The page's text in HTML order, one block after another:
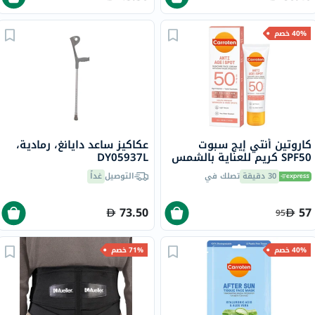
40% خصم
كاروتين أنتي إيج سبوت
SPF50 كريم للعناية بالشمس
للوجه للتجاعيد والبقع الداكنة
50 مل 30 دقيقة تصلك في
57
95
عكاكيز ساعد دايانغ، رمادية،
DY05937L
التوصيلغداً
73.50
40% خصم 71% خصم